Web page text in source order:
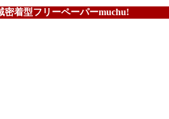
着型フリーペーパーmuchu!